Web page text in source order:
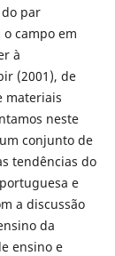
par
campo em
à
(2001), de
materiais
neste
conjunto de
tendências do
e
a discussão
da
ensino e